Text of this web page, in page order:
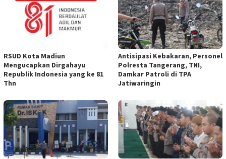
RSUD Kota Madiun
Mengucapkan Dirgahayu
Republik Indonesia yang ke 81
Thn
Antisipasi Kebakaran, Personel
Polresta Tangerang, TNI,
Damkar Patroli di TPA
Jatiwaringin